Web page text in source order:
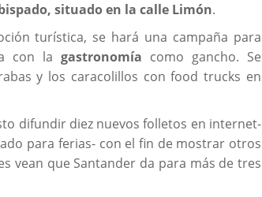
situado en la calle Limón.
turística, se hará una campaña para
con la gastronomía como gancho. Se
y los caracolillos con food trucks en
difundir diez nuevos folletos en internet-
para ferias- con el fin de mostrar otros
vean que Santander da para más de tres